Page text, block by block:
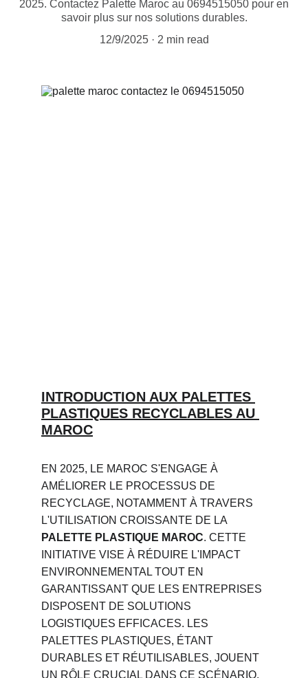
2025. Contactez Palette Maroc au 0694515050 pour en
savoir plus sur nos solutions durables.
12/9/2025
2 min read
INTRODUCTION AUX PALETTES
PLASTIQUES RECYCLABLES AU
MAROC
EN 2025, LE MAROC S'ENGAGE À
AMÉLIORER LE PROCESSUS DE
RECYCLAGE, NOTAMMENT À TRAVERS
L'UTILISATION CROISSANTE DE LA
PALETTE PLASTIQUE MAROC. CETTE
INITIATIVE VISE À RÉDUIRE L'IMPACT
ENVIRONNEMENTAL TOUT EN
GARANTISSANT QUE LES ENTREPRISES
DISPOSENT DE SOLUTIONS
LOGISTIQUES EFFICACES. LES
PALETTES PLASTIQUES, ÉTANT
DURABLES ET RÉUTILISABLES, JOUENT
UN RÔLE CRUCIAL DANS CE SCÉNARIO.